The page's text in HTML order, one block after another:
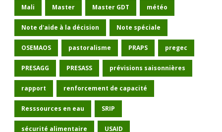
Mali Master Master GDT météo
Note d'aide à la décision Note spéciale
OSEMAOS pastoralisme PRAPS pregec
PRESAGG PRESASS prévisions saisonnières
rapport renforcement de capacité
Resssources en eau SRIP
sécurité alimentaire USAID